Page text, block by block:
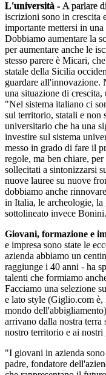
L'università - A parlare di
iscrizioni sono in crescita
importante mettersi in
Dobbiamo aumentare la
per aumentare anche le
stesso parere è Micari,
statale della Sicilia
guardare
una situazione di
"Nel sistema italiano ci
sul territorio, statali e non
universitario che ha una
investire sul sistema
messo in grado di fare il
regole, ma ben chiare,
sollecitati a sintonizzarsi
nuove lauree su nuove
dobbiamo anche
in Italia, le archeologie,
sottolineato invece Bonini.
Giovani, formazione e
e impresa sono state le
azienda abbiamo un
raggiunge i 40 anni - ha
talenti che formiamo
Facciamo una selezione
e lato style (Giglio.com è,
mondo
arrivano dalla nostra terra
nostro territorio e ai
"I giovani in azienda
padre, fondatore